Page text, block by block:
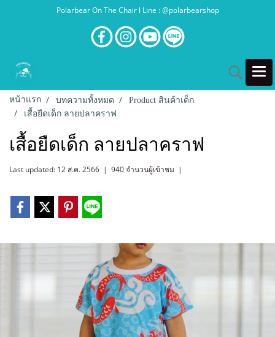
Polarbear On The Chair l Line : @polarbearshop
หน้าแรก บทความทั้งหมด
Product สินค้าเด็ก
เสื้อยืดเด็ก ลายปลาคราฟ
เสื้อยืดเด็ก ลายปลาคราฟ
Last updated: 12 ส.ค. 2566 | 940 จำนวนผู้เข้าชม |